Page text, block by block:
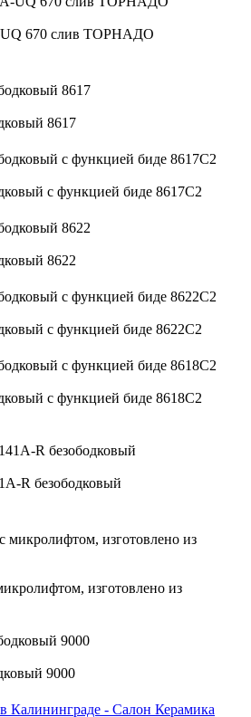
UQ 670 слив ТОРНАДО
8617
с функцией биде 8617С2
8622
с функцией биде 8622С2
с функцией биде 8618С2
R безободковый
изготовлено из
9000